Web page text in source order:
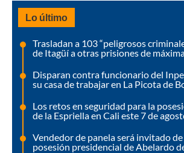
Lo último
Trasladan a 103 “peligrosos
de Itagüí a otras prisiones de
Disparan contra funcionario del
su casa de trabajar en La Picota de
Los retos en seguridad para la
de la Espriella en Cali este 7 de
Vendedor de panela será invitado
posesión presidencial de Abelardo